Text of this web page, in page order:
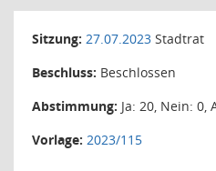
Sitzung: 27.07.2023 Stadtrat
Beschluss: Beschlossen
Abstimmung: Ja: 20, Nein: 0,
Vorlage: 2023/115